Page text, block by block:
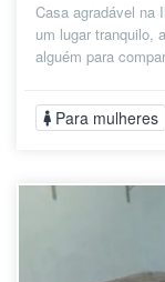
Casa agradável na
um lugar tranquilo,
alguém para
Para mulheres